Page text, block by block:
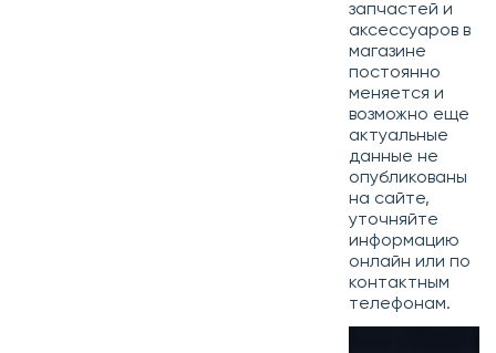
запчастей и
аксессуаров в
магазине
постоянно
меняется и
возможно еще
актуальные
данные не
опубликованы
на сайте,
уточняйте
информацию
онлайн или по
контактным
телефонам.